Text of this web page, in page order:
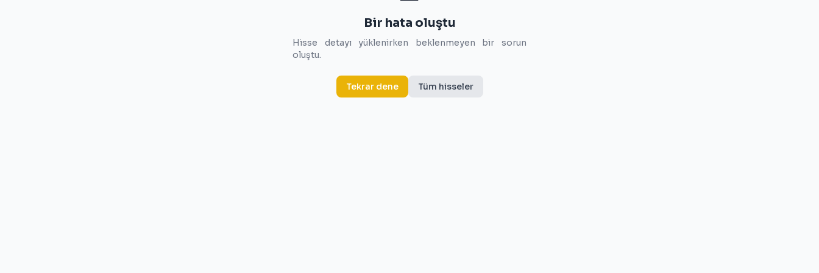
Bir hata oluştu
Hisse detayı yüklenirken beklenmeyen bir sorun
oluştu.
Tekrar dene Tüm hisseler